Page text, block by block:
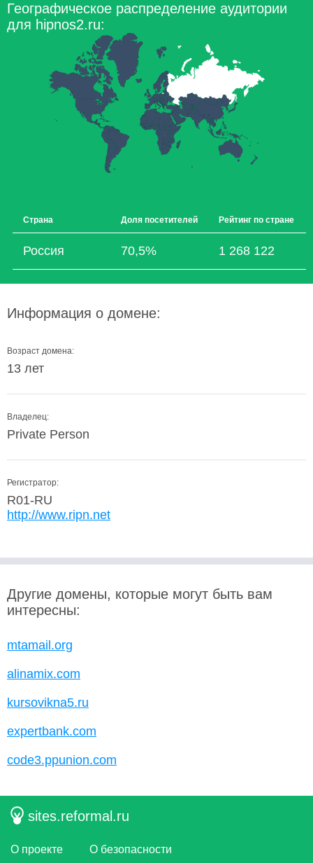
Географическое распределение аудитории
для hipnos2.ru:
Страна Доля посетителей Рейтинг по стране
Россия 70,5% 1 268 122
Информация о домене:
Возраст домена:
13 лет
Владелец:
Private Person
Регистратор:
R01-RU
http://www.ripn.net
Другие домены, которые могут быть вам
интересны:
mtamail.org
alinamix.com
kursovikna5.ru
expertbank.com
code3.ppunion.com
sites.reformal.ru
О проекте О безопасности